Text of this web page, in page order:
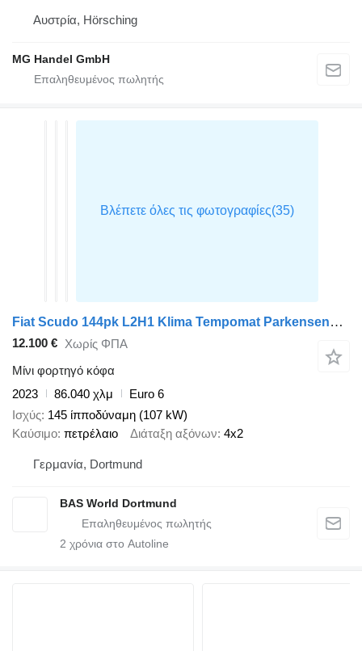
Αυστρία, Hörsching
MG Handel GmbH
Fiat Scudo 144pk L2H1 Klima Tempomat Parkensensoren Euro6 L2 A/C Crui
12.100 € Χωρίς ΦΠΑ
Μίνι φορτηγό κόφα
2023
86.040 χλμ
Euro 6
Ισχύς 145 ίπποδύναμη (107 kW)
Καύσιμο πετρέλαιο Διάταξη αξόνων 4x2
Γερμανία, Dortmund
BAS World Dortmund
2 χρόνια στο Autoline